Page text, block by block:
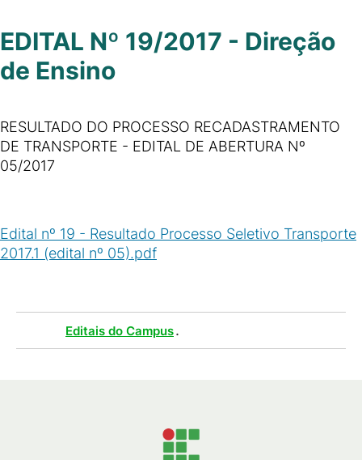
EDITAL Nº 19/2017 - Direção
de Ensino
RESULTADO DO PROCESSO RECADASTRAMENTO
DE TRANSPORTE - EDITAL DE ABERTURA Nº
05/2017
Edital nº 19 - Resultado Processo Seletivo Transporte
2017.1 (edital nº 05).pdf
Editais do Campus.